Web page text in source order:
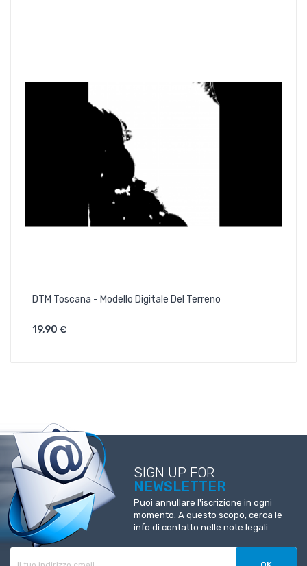
DTM Toscana - Modello Digitale Del Terreno
19,90 €Aggiungi Al Carrello
SIGN UP FOR
NEWSLETTER
Puoi annullare l'iscrizione in ogni
momento. A questo scopo, cerca le
info di contatto nelle note legali.